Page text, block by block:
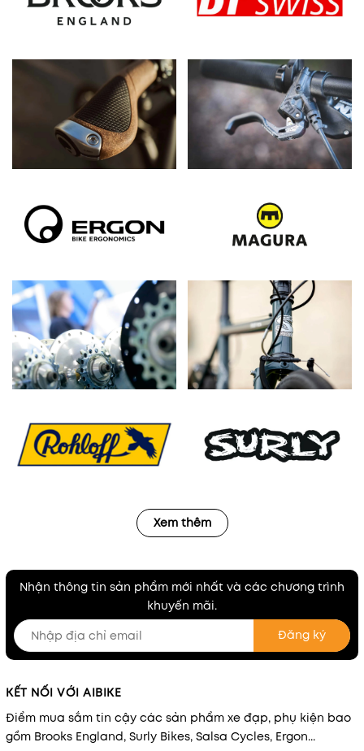
Xem thêm
Nhận thông tin sản phẩm mới nhất và các chương trình
khuyến mãi.
Đăng ký
KẾT NỐI VỚI AIBIKE
Điểm mua sắm tin cậy các sản phẩm xe đạp, phụ kiện bao
gồm Brooks England, Surly Bikes, Salsa Cycles, Ergon...